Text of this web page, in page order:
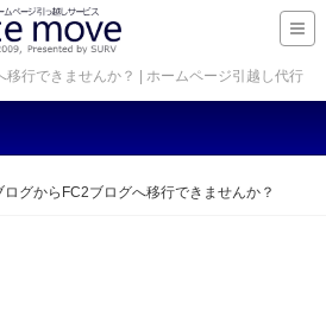
行できませんか？ | ホームページ引越し代行
ログからFC2ブログへ移行できませんか？